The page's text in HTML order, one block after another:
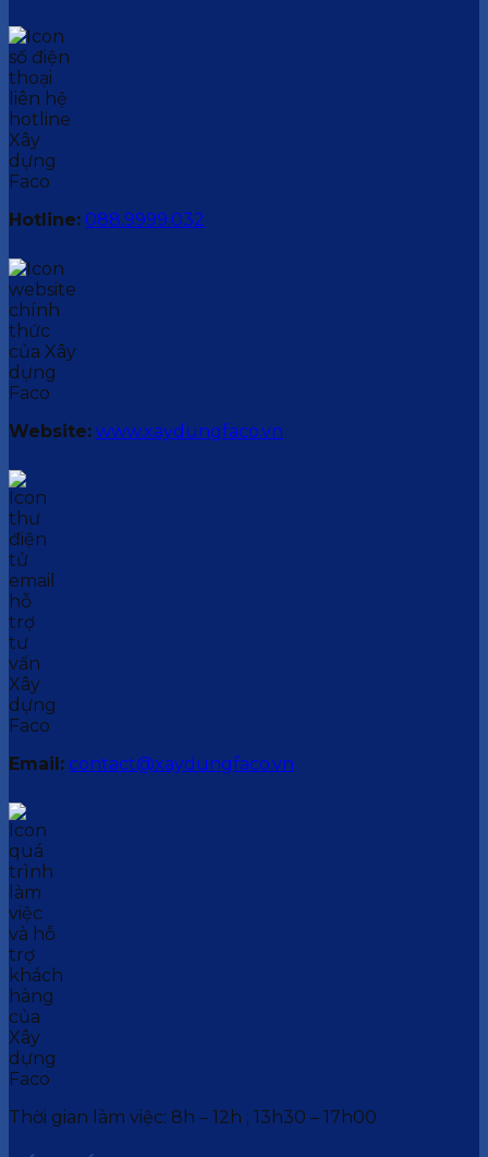
Hotline: 088.9999.032
Website: www.xaydungfaco.vn
Email: contact@xaydungfaco.vn
Thời gian làm việc: 8h – 12h ; 13h30 – 17h00